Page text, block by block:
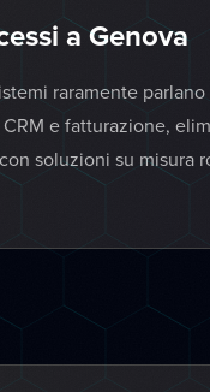
a Genova
raramente
e fatturazione,
soluzioni su misura